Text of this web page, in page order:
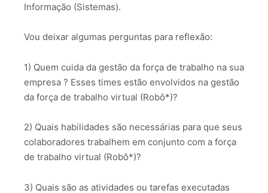
Informação (Sistemas).
Vou deixar algumas perguntas para reflexão:
1) Quem cuida da gestão da força de trabalho na sua
empresa ? Esses times estão envolvidos na gestão
da força de trabalho virtual (Robô*)?
2) Quais habilidades são necessárias para que seus
colaboradores trabalhem em conjunto com a força
de trabalho virtual (Robô*)?
3) Quais são as atividades ou tarefas executadas